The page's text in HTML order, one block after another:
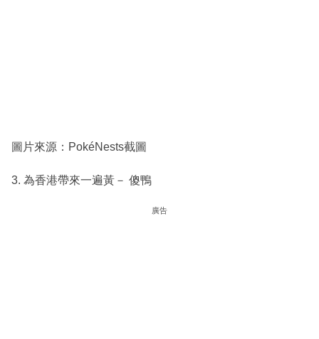
圖片來源：PokéNests截圖
3. 為香港帶來一遍黃－ 傻鴨
廣告